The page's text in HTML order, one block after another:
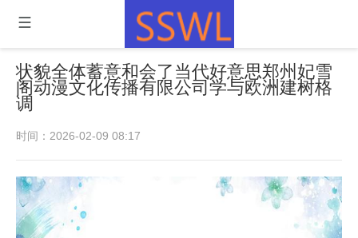
状貌全体蓄意和会了当代好意思郑州妃雪
阁动漫文化传播有限公司学与欧洲建树格
调
时间：2026-02-09 08:17